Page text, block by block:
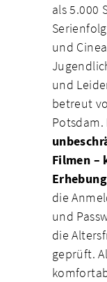
als 5.000
und
und
betreut
Potsdam.
Filmen –
die
und
die
geprüft.